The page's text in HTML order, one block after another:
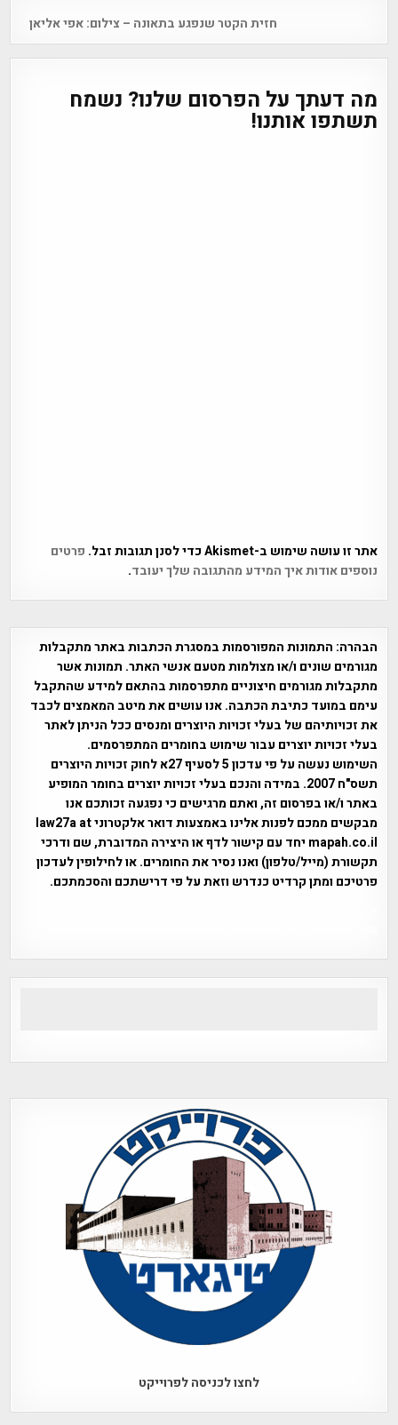
navigationחזית הקטר שנפגע בתאונה – צילום: אפי אליאן
מה דעתך על הפרסום שלנו? נשמח
תשתפו אותנו!
אתר זו עושה שימוש ב-Akismet כדי לסנן תגובות זבל.
פרטים
נוספים אודות איך המידע מהתגובה שלך יעובד.
הבהרה: התמונות המפורסמות במסגרת הכתבות באתר מתקבלות
מגורמים שונים ו/או מצולמות מטעם אנשי האתר. תמונות אשר
מתקבלות מגורמים חיצוניים מתפרסמות בהתאם למידע שהתקבל
עימם במועד כתיבת הכתבה. אנו עושים את מיטב המאמצים לכבד
את זכויותיהם של בעלי זכויות היוצרים ומנסים ככל הניתן לאתר
בעלי זכויות יוצרים עבור שימוש בחומרים המתפרסמים.
השימוש נעשה על פי עדכון 5 לסעיף 27א לחוק זכויות היוצרים
תשס"ח 2007. במידה והנכם בעלי זכויות יוצרים בחומר המופיע
באתר ו/או בפרסום זה, ואתם מרגישים כי נפגעה זכותכם אנו
מבקשים ממכם לפנות אלינו באמצעות דואר אלקטרוני law27a at
mapah.co.il יחד עם קישור לדף או היצירה המדוברת, שם ודרכי
תקשורת (מייל/טלפון) ואנו נסיר את החומרים. או לחילופין לעדכון
פרטיכם ומתן קרדיט כנדרש וזאת על פי דרישתכם והסכמתכם.
לחצו לכניסה לפרוייקט